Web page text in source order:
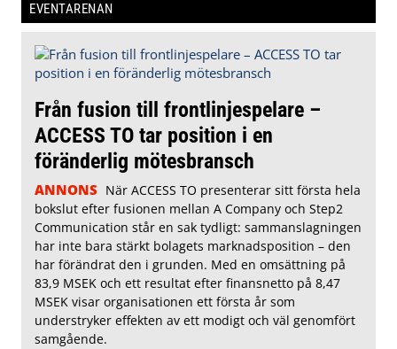
EVENTARENAN
Från fusion till frontlinjespelare –
ACCESS TO tar position i en
föränderlig mötesbransch
ANNONS När ACCESS TO presenterar sitt första hela
bokslut efter fusionen mellan A Company och Step2
Communication står en sak tydligt: sammanslagningen
har inte bara stärkt bolagets marknadsposition – den
har förändrat den i grunden. Med en omsättning på
83,9 MSEK och ett resultat efter finansnetto på 8,47
MSEK visar organisationen ett första år som
understryker effekten av ett modigt och väl genomfört
samgående.